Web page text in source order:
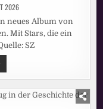
2026
neues Album von
Mit Stars, die ein
SZ
BISSCHEN